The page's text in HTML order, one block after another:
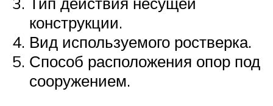
конструкции.
Вид используемого ростверка.
Способ расположения опор под
сооружением.